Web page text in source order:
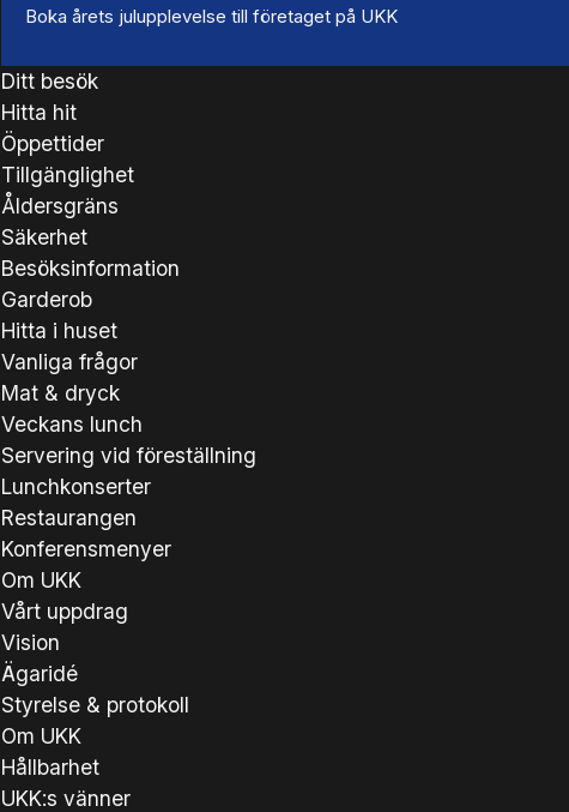
Boka årets julupplevelse till företaget på UKK
Ditt besök
Hitta hit
Öppettider
Tillgänglighet
Åldersgräns
Säkerhet
Besöksinformation
Garderob
Hitta i huset
Vanliga frågor
Mat & dryck
Veckans lunch
Servering vid föreställning
Lunchkonserter
Restaurangen
Konferensmenyer
Om UKK
Vårt uppdrag
Vision
Ägaridé
Styrelse & protokoll
Om UKK
Hållbarhet
UKK:s vänner